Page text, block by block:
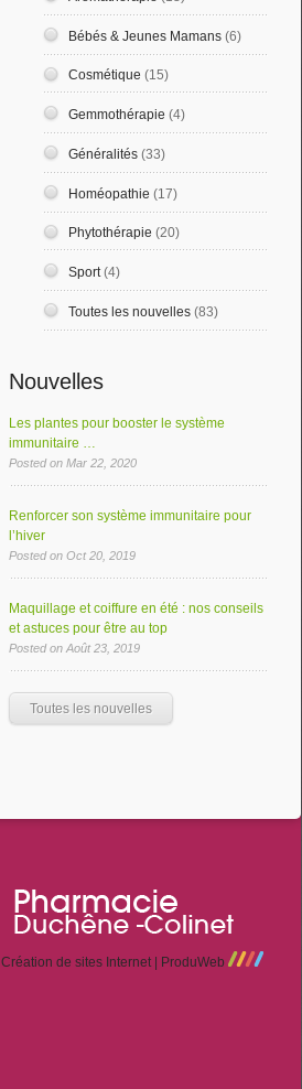
Bébés & Jeunes Mamans (6)
Cosmétique (15)
Gemmothérapie (4)
Généralités (33)
Homéopathie (17)
Phytothérapie (20)
Sport(4)
Toutes les nouvelles (83)
Nouvelles
Les plantes pour booster le système
immunitaire …
Posted on Mar 22, 2020
Renforcer son système immunitaire pour
l’hiver
Posted on Oct 20, 2019
Maquillage et coiffure en été : nos conseils
et astuces pour être au top
Posted on Août 23, 2019
Toutes les nouvelles
Création de sites Internet | ProduWeb